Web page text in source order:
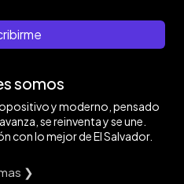
somos
y moderno, pensado
se reinventa y se une.
con lo mejor de El Salvador.
❯